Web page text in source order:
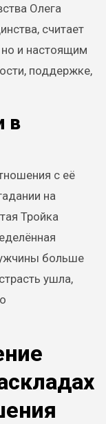
Олега
считает
и настоящим
поддержке,
в
с её
на
Тройка
больше
ушла,